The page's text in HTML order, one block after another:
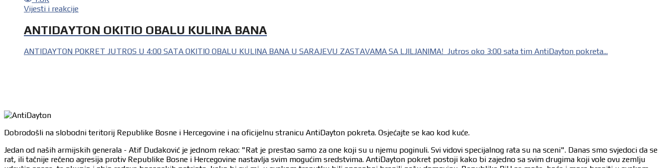
Vijesti i reakcije
ANTIDAYTON OKITIO OBALU KULINA BANA
ANTIDAYTON POKRET JUTROS U 4:00 SATA OKITIO OBALU KULINA BANA U SARAJEVU ZASTAVAMA SA LJILJANIMA! Jutros oko 3:00 sata tim AntiDayton pokreta...
Dobrodošli na slobodni teritorij Republike Bosne i Hercegovine i na oficijelnu stranicu AntiDayton pokreta. Osjećajte se kao kod kuće.
Jedan od naših armijskih generala - Atif Dudaković je jednom rekao: "Rat je prestao samo za one koji su u njemu poginuli. Svi vidovi specijalnog rata su na sceni". Danas smo svjedoci da se
rat, ili tačnije rečeno agresija protiv Republike Bosne i Hercegovine nastavlja svim mogućim sredstvima. AntiDayton pokret postoji kako bi zajedno sa svim drugima koji vole ovu zemlju